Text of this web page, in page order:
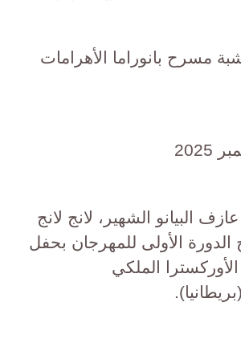
مسرح بانوراما الأهرامات
البيانو الشهير، لانج لانج
الدورة الأولى للمهرجان بحفل
الأوركسترا الملكي